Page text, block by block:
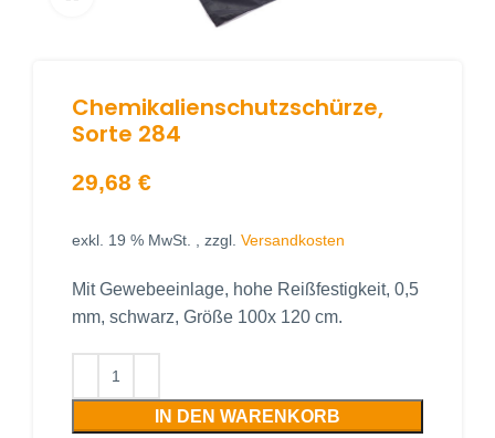
Chemikalienschutzschürze,
Sorte 284
29,68 €
exkl. 19 % MwSt. , zzgl. Versandkosten
Mit Gewebeeinlage, hohe Reißfestigkeit, 0,5
mm, schwarz, Größe 100x 120 cm.
IN DEN WARENKORB